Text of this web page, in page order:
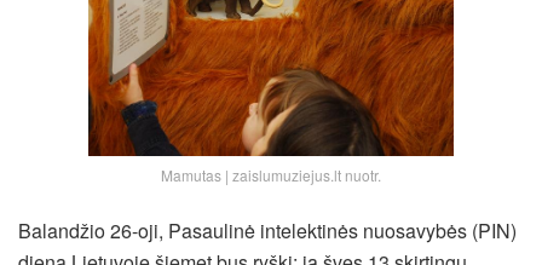
Mamutas | zaislumuziejus.lt nuotr.
Balandžio 26-oji, Pasaulinė intelektinės nuosavybės (PIN)